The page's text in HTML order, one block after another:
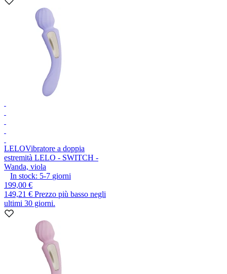
LELOVibratore a doppia
estremità LELO - SWITCH -
Wanda, viola
In stock: 5-7 giorni
199,00 €
149,21 € Prezzo più basso negli
ultimi 30 giorni.